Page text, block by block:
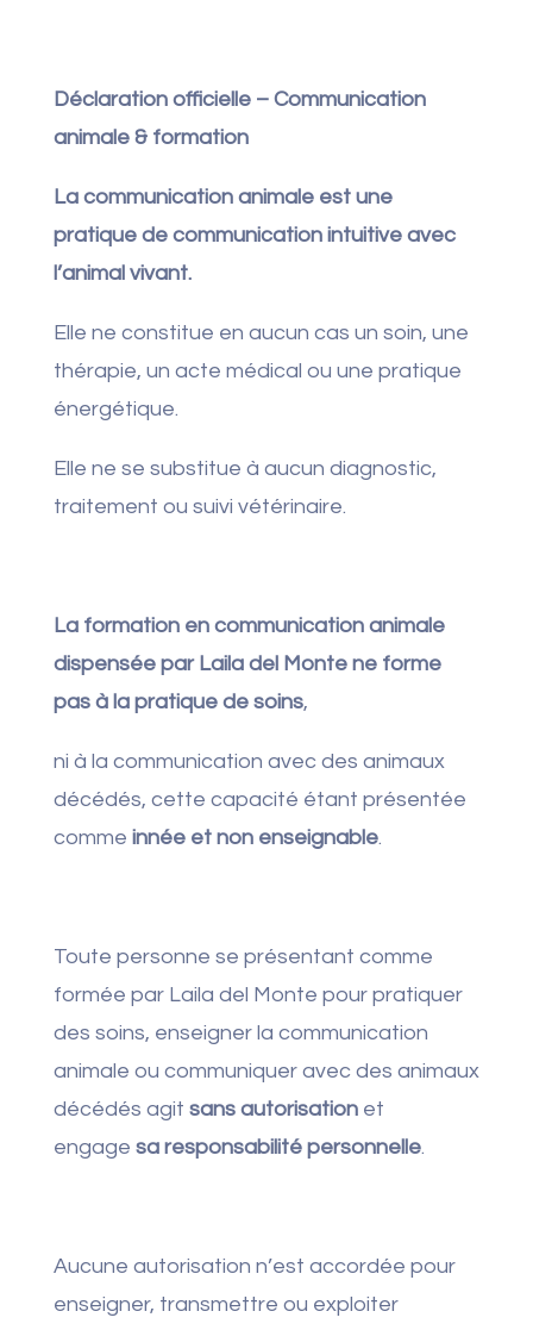
Déclaration officielle – Communication
animale & formation
La communication animale est une
pratique de communication intuitive avec
l’animal vivant.
Elle ne constitue en aucun cas un soin, une
thérapie, un acte médical ou une pratique
énergétique.
Elle ne se substitue à aucun diagnostic,
traitement ou suivi vétérinaire.
La formation en communication animale
dispensée par Laila del Monte ne forme
pas à la pratique de soins,
ni à la communication avec des animaux
décédés, cette capacité étant présentée
comme innée et non enseignable.
Toute personne se présentant comme
formée par Laila del Monte pour pratiquer
des soins, enseigner la communication
animale ou communiquer avec des animaux
décédés agit sans autorisationet
engage sa responsabilité personnelle.
Aucune autorisation n’est accordée pour
enseigner, transmettre ou exploiter